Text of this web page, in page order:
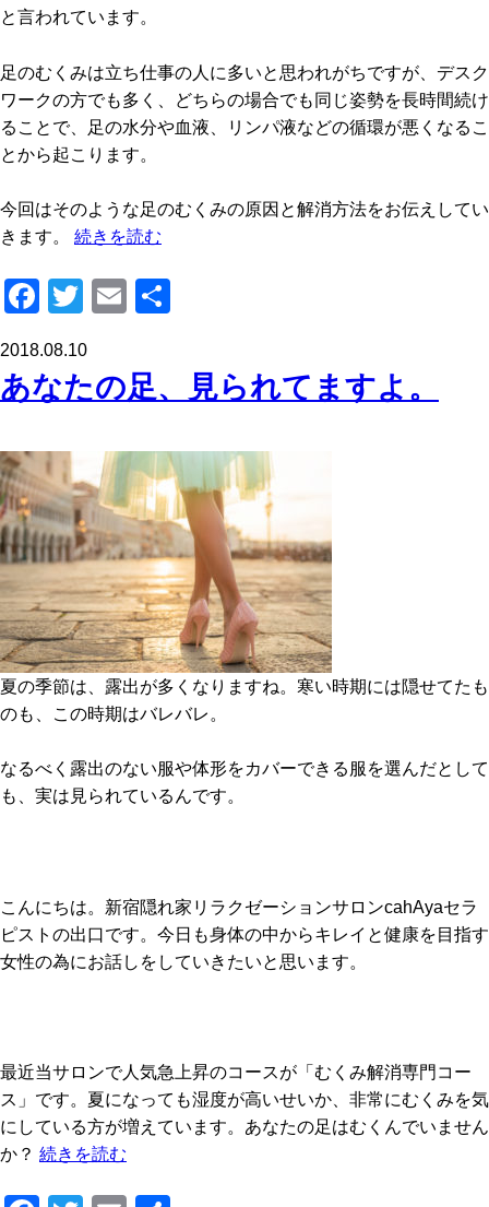
と言われています。
足のむくみは立ち仕事の人に多いと思われがちですが、デスク
ワークの方でも多く、どちらの場合でも同じ姿勢を長時間続け
ることで、足の水分や血液、リンパ液などの循環が悪くなるこ
とから起こります。
今回はそのような足のむくみの原因と解消方法をお伝えしてい
きます。 続きを読む
F
c
e
o
o
k
T
tt
er
E
ail
2018.08.10
あなたの足、見られてますよ。
夏の季節は、露出が多くなりますね。寒い時期には隠せてたも
のも、この時期はバレバレ。
なるべく露出のない服や体形をカバーできる服を選んだとして
も、実は見られているんです。
こんにちは。新宿隠れ家リラクゼーションサロンcahAyaセラ
ピストの出口です。今日も身体の中からキレイと健康を目指す
女性の為にお話しをしていきたいと思います。
最近当サロンで人気急上昇のコースが「むくみ解消専門コー
ス」です。夏になっても湿度が高いせいか、非常にむくみを気
にしている方が増えています。あなたの足はむくんでいません
か？ 続きを読む